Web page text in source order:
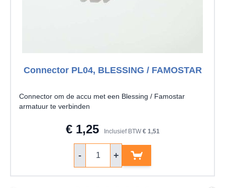
Connector PL04, BLESSING / FAMOSTAR
Connector om de accu met een Blessing / Famostar
armatuur te verbinden
€ 1,25 Inclusief BTW € 1,51
- +